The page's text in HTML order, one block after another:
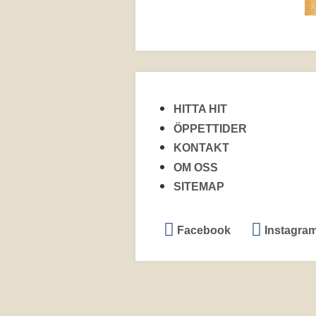
HITTA HIT
ÖPPETTIDER
KONTAKT
OM OSS
SITEMAP
Facebook